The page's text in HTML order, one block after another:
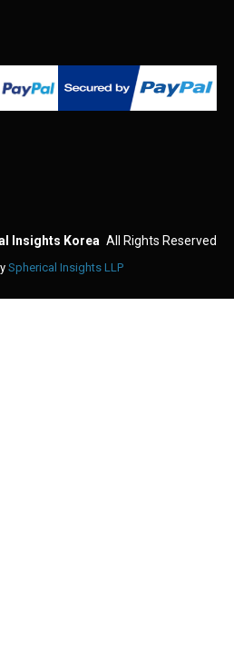
Insights Korea All Rights Reserved
Spherical Insights LLP